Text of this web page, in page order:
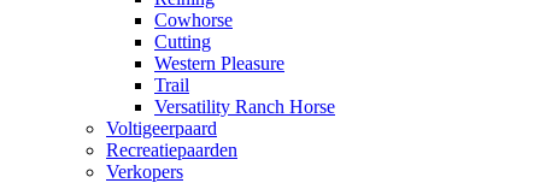
Cowhorse
Cutting
Western Pleasure
Trail
Versatility Ranch Horse
Voltigeerpaard
Recreatiepaarden
Verkopers